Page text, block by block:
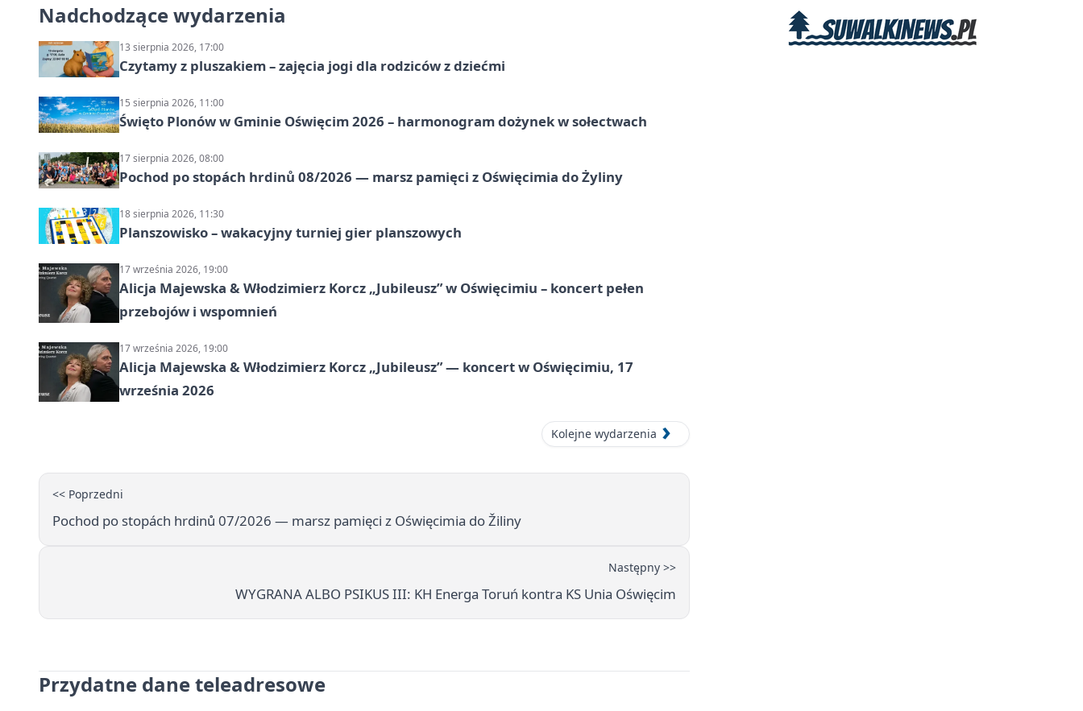
Nadchodzące wydarzenia
13 sierpnia 2026, 17:00
Czytamy z pluszakiem – zajęcia jogi dla rodziców z dziećmi
15 sierpnia 2026, 11:00
Święto Plonów w Gminie Oświęcim 2026 – harmonogram dożynek w sołectwach
17 sierpnia 2026, 08:00
Pochod po stopách hrdinů 08/2026 — marsz pamięci z Oświęcimia do Żyliny
18 sierpnia 2026, 11:30
Planszowisko – wakacyjny turniej gier planszowych
17 września 2026, 19:00
Alicja Majewska & Włodzimierz Korcz „Jubileusz” w Oświęcimiu – koncert pełen
przebojów i wspomnień
17 września 2026, 19:00
Alicja Majewska & Włodzimierz Korcz „Jubileusz” — koncert w Oświęcimiu, 17
września 2026
Kolejne wydarzenia
<< Poprzedni
Pochod po stopách hrdinů 07/2026 — marsz pamięci z Oświęcimia do Žiliny
Następny >>
WYGRANA ALBO PSIKUS III: KH Energa Toruń kontra KS Unia Oświęcim
Przydatne dane teleadresowe